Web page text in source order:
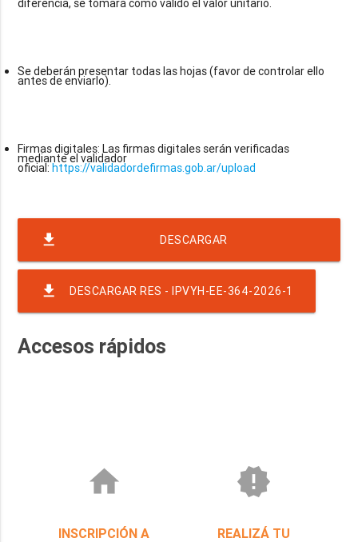
diferencia, se tomará como válido el valor unitario.
Se deberán presentar todas las hojas (favor de controlar ello
antes de enviarlo).
Firmas digitales: Las firmas digitales serán verificadas
mediante el validador
oficial:https://validadordefirmas.gob.ar/upload
file_download DESCARGAR
SOLICITUD_COTIZACION++ANEXO--NRO-12-EJER-
file_download DESCARGAR RES - IPVYH-EE-364-2026-1
Accesos rápidos
home
INSCRIPCIÓN A
new_releases
REALIZÁ TU